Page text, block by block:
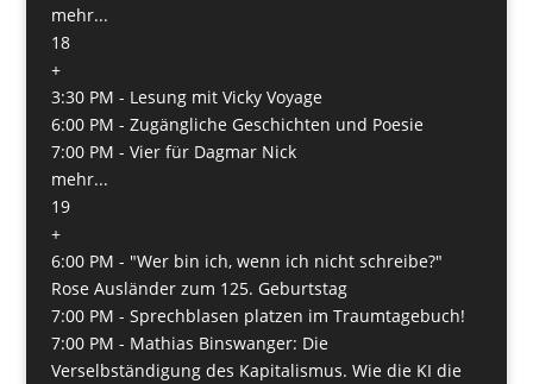
mehr...
18
+
3:30 PM - Lesung mit Vicky Voyage
6:00 PM - Zugängliche Geschichten und Poesie
7:00 PM - Vier für Dagmar Nick
mehr...
19
+
6:00 PM - "Wer bin ich, wenn ich nicht schreibe?"
Rose Ausländer zum 125. Geburtstag
7:00 PM - Sprechblasen platzen im Traumtagebuch!
7:00 PM - Mathias Binswanger: Die
Verselbständigung des Kapitalismus. Wie die KI die